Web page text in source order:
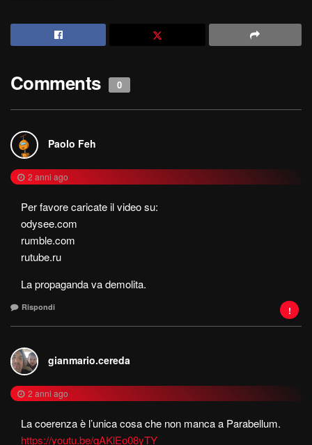
Comments 0
Paolo Feh
2 anni ago
Per favore caricate il video su:
odysee.com
rumble.com
rutube.ru
La propaganda va demolita.
Rispondi
gianmario.cereda
2 anni ago
La coerenza è l’unica cosa che non manca a Parabellum.
https://youtu.be/qAKlEo08yTY